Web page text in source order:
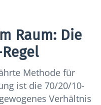
Raum: Die
Methode für
ist die 70/20/10-
Verhältnis